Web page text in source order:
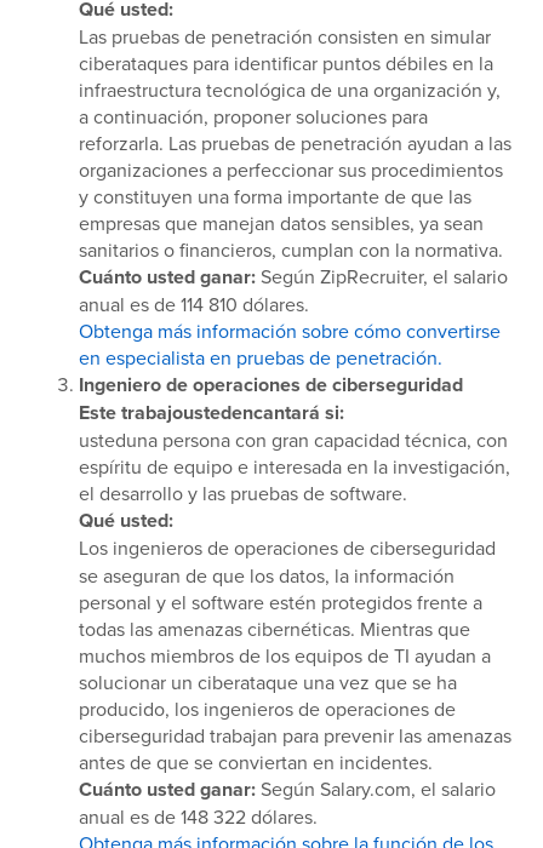
Qué usted:
Las pruebas de penetración consisten en simular
ciberataques para identificar puntos débiles en la
infraestructura tecnológica de una organización y,
a continuación, proponer soluciones para
reforzarla. Las pruebas de penetración ayudan a las
organizaciones a perfeccionar sus procedimientos
y constituyen una forma importante de que las
empresas que manejan datos sensibles, ya sean
sanitarios o financieros, cumplan con la normativa.
Cuánto usted ganar:Según ZipRecruiter, el salario
anual es de 114 810 dólares.
Obtenga más información sobre cómo convertirse
en especialista en pruebas de penetración.
Ingeniero de operaciones de ciberseguridad
Este trabajoustedencantará si:
usteduna persona con gran capacidad técnica, con
espíritu de equipo e interesada en la investigación,
el desarrollo y las pruebas de software.
Qué usted:
Los ingenieros de operaciones de ciberseguridad
se aseguran de que los datos, la información
personal y el software estén protegidos frente a
todas las amenazas cibernéticas. Mientras que
muchos miembros de los equipos de TI ayudan a
solucionar un ciberataque una vez que se ha
producido, los ingenieros de operaciones de
ciberseguridad trabajan para prevenir las amenazas
antes de que se conviertan en incidentes.
Cuánto usted ganar:Según Salary.com, el salario
anual es de 148 322 dólares.